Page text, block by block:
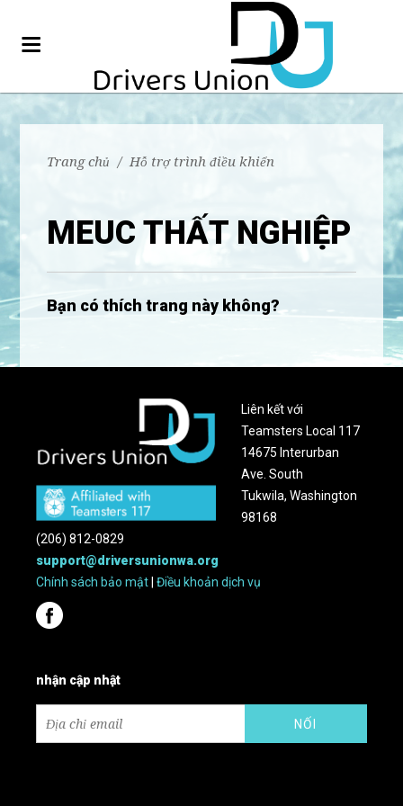
Trang chủ / Hỗ trợ trình điều khiển
MEUC THẤT NGHIỆP
Bạn có thích trang này không?
Liên kết với
Teamsters Local 117
14675 Interurban
Ave. South
Tukwila, Washington
98168
(206) 812-0829
support@driversunionwa.org
Chính sách bảo mật |Điều khoản dịch vụ
nhận cập nhật